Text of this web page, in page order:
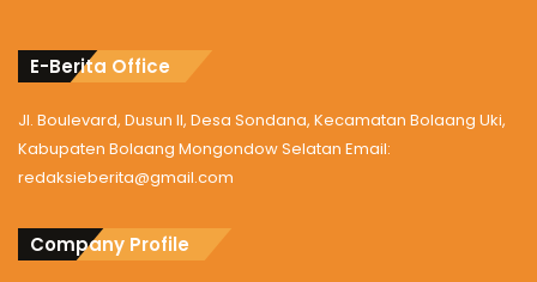
E-Berita Office
Jl. Boulevard, Dusun II, Desa Sondana, Kecamatan Bolaang Uki,
Kabupaten Bolaang Mongondow Selatan Email:
redaksieberita@gmail.com
Company Profile